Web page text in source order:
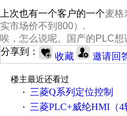
上次也有一个客户的一个麦格
实市场价不到800）.
唉，怎么说呢。国产的PLC想
分享到：
收藏 邀请回
楼主最近还看过
·
三菱Q系列定位控制
· 三菱PLC+威纶HMI（4轴非标设备）（PLC程序、HMI画